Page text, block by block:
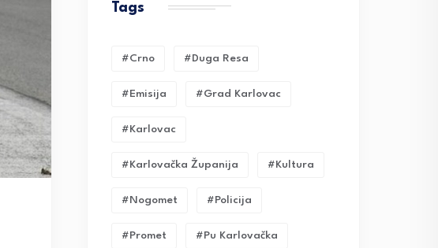
Tags
#crno #duga Resa
#emisija #grad Karlovac
#karlovac
#karlovačka Županija #kultura
#nogomet #policija
#promet #pu Karlovačka